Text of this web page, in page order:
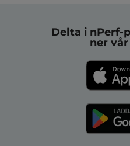
Delta i nPerf-
ner